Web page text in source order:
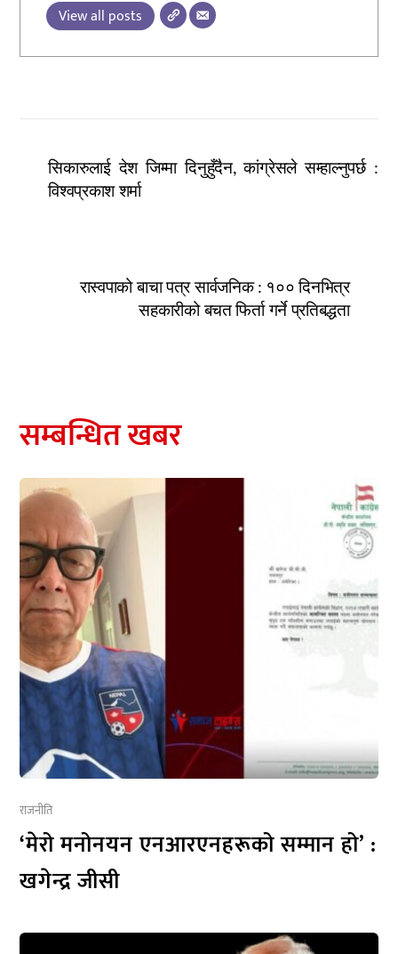
View all posts
सिकारुलाई देश जिम्मा दिनुहुँदैन, कांग्रेसले सम्हाल्नुपर्छ :
विश्वप्रकाश शर्मा
रास्वपाको बाचा पत्र सार्वजनिक : १०० दिनभित्र
सहकारीको बचत फिर्ता गर्ने प्रतिबद्धता
सम्बन्धित खबर
राजनीति
‘मेरो मनोनयन एनआरएनहरूको सम्मान हो’ :
खगेन्द्र जीसी